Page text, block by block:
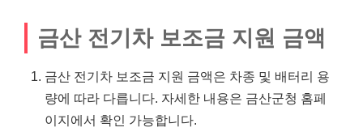
금산 전기차 보조금 지원 금액
금산 전기차 보조금 지원 금액은 차종 및 배터리 용
량에 따라 다릅니다. 자세한 내용은 금산군청 홈페
이지에서 확인 가능합니다.